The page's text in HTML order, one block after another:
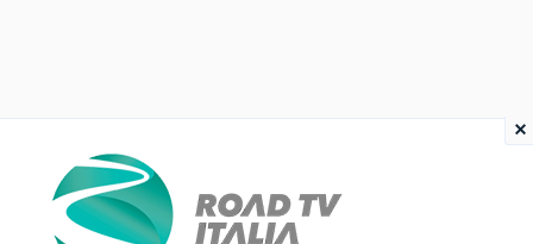
×